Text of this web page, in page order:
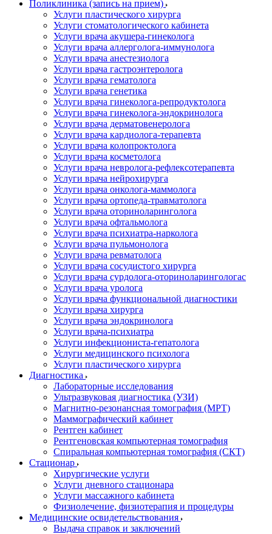
Поликлиника (запись на прием)
Услуги пластического хирурга
Услуги стоматологического кабинета
Услуги врача акушера-гинеколога
Услуги врача аллерголога-иммунолога
Услуги врача анестезиолога
Услуги врача гастроэнтеролога
Услуги врача гематолога
Услуги врача генетика
Услуги врача гинеколога-репродуктолога
Услуги врача гинеколога-эндокринолога
Услуги врача дерматовенеролога
Услуги врача кардиолога-терапевта
Услуги врача колопроктолога
Услуги врача косметолога
Услуги врача невролога-рефлексотерапевта
Услуги врача нейрохирурга
Услуги врача онколога-маммолога
Услуги врача ортопеда-травматолога
Услуги врача оториноларинголога
Услуги врача офтальмолога
Услуги врача психиатра-нарколога
Услуги врача пульмонолога
Услуги врача ревматолога
Услуги врача сосудистого хирурга
Услуги врача сурдолога-оториноларингологас
Услуги врача уролога
Услуги врача функциональной диагностики
Услуги врача хирурга
Услуги врача эндокринолога
Услуги врача-психиатра
Услуги инфекциониста-гепатолога
Услуги медицинского психолога
Услуги пластического хирурга
Диагностика
Лабораторные исследования
Ультразвуковая диагностика (УЗИ)
Магнитно-резонансная томография (МРТ)
Маммографический кабинет
Рентген кабинет
Рентгеновская компьютерная томография
Спиральная компьютерная томография (СКТ)
Стационар
Хирургические услуги
Услуги дневного стационара
Услуги массажного кабинета
Физиолечение, физиотерапия и процедуры
Медицинские освидетельствования
Выдача справок и заключений